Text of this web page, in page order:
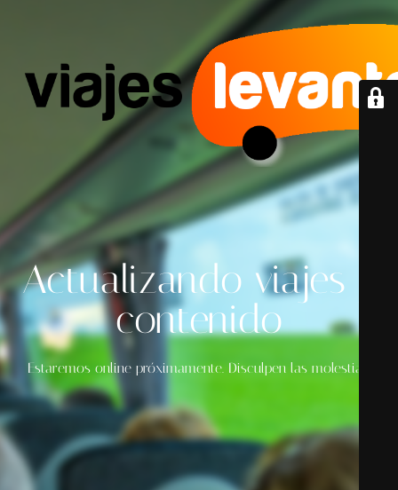
Actualizando viajes y
contenido
Estaremos online próximamente. Disculpen las molestias.